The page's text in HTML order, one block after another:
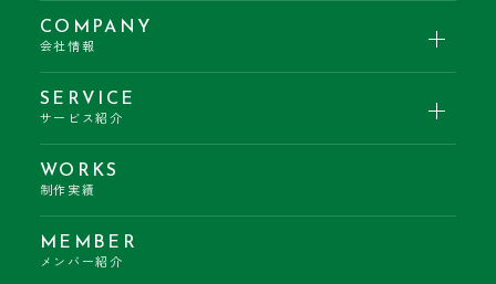
COMPANY
会社情報
SERVICE
サービス紹介
WORKS
制作実績
MEMBER
メンバー紹介